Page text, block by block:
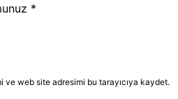
*
ve web site adresimi bu tarayıcıya kaydet.